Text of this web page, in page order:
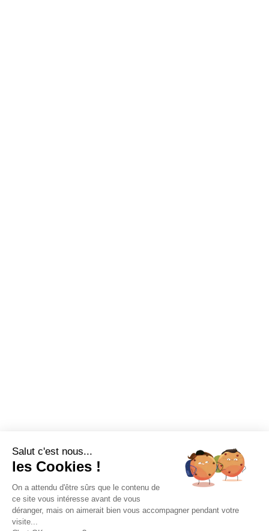
Salut c'est nous...
les Cookies !
On a attendu d'être sûrs que le contenu de
ce site vous intéresse avant de vous
déranger, mais on aimerait bien vous accompagner pendant votre
visite...